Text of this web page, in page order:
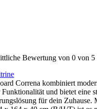
Bewertung von 0 von 5
Correna kombiniert
Funktionalität und bietet eine
für dein Zuhause.